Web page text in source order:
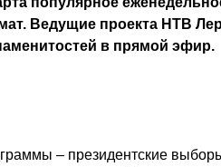
Ведущие проекта НТВ
в прямой эфир.
– президентские